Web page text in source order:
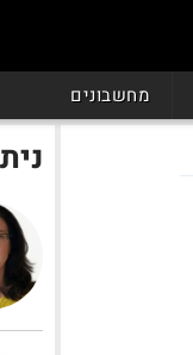
מחשבונים